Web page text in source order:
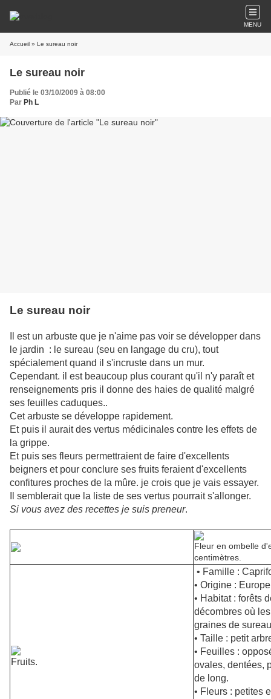
MENU
Accueil » Le sureau noir
Le sureau noir
Publié le 03/10/2009 à 08:00
Par Ph L
Le sureau noir
Il est un arbuste que je n'aime pas voir se développer dans
le jardin : le sureau (seu en langage du cru), tout
spécialement quand il s'incruste dans un mur.
Cependant. il est beaucoup plus courant qu'il n'y paraît et
renseignements pris il donne des haies de qualité malgré
ses feuilles caduques..
Cet arbuste se développe rapidement.
Et puis il aurait des vertus médicinales contre les effets de
la grippe.
Et puis ses fleurs permettraient de faire d'excellents
beigners et pour conclure ses fruits feraient d'excellents
confitures proches de la mûre. je crois que je vais essayer.
Il semblerait que la liste de ses vertus pourrait s'allonger.
Si vous avez des recettes je suis preneur.
Fleur en ombelle
centimètres.
Fruits.
• Famille :
• Origine :
• Habitat : forêts
décombres où
graines de
• Taille : petit
• Feuilles :
ovales, dentées,
de long.
• Fleurs : petites